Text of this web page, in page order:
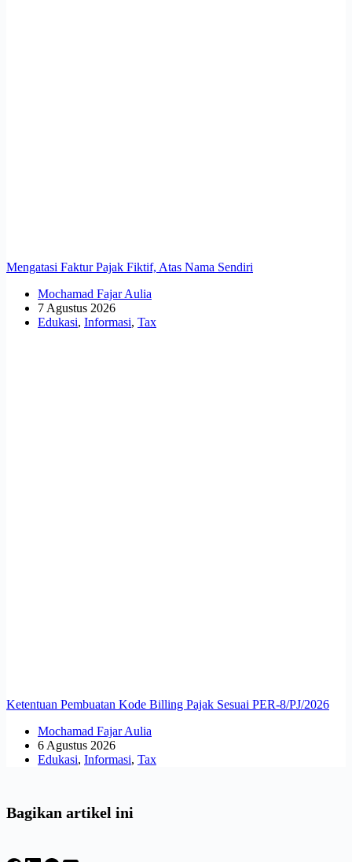
Mengatasi Faktur Pajak Fiktif, Atas Nama Sendiri
Mochamad Fajar Aulia
7 Agustus 2026
Edukasi, Informasi, Tax
Ketentuan Pembuatan Kode Billing Pajak Sesuai PER-8/PJ/2026
Mochamad Fajar Aulia
6 Agustus 2026
Edukasi, Informasi, Tax
Bagikan artikel ini